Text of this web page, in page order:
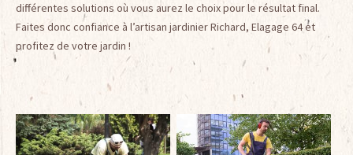
différentes solutions où vous aurez le choix pour le résultat final.
Faites donc confiance à l’artisan jardinier Richard, Elagage 64 et
profitez de votre jardin !